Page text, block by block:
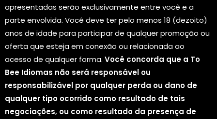
apresentadas serão exclusivamente entre você e a
parte envolvida. Você deve ter pelo menos 18 (dezoito)
anos de idade para participar de qualquer promoção ou
oferta que esteja em conexão ou relacionada ao
acesso de qualquer forma. Você concorda que a To
Bee Idiomas não será responsável ou
responsabilizável por qualquer perda ou dano de
qualquer tipo ocorrido como resultado de tais
negociações, ou como resultado da presença de